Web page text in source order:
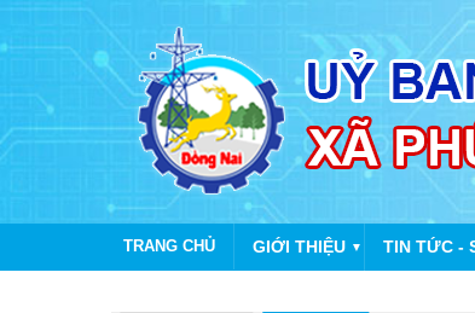
TRANG CHỦ GIỚI THIỆU ▼ TIN TỨC -